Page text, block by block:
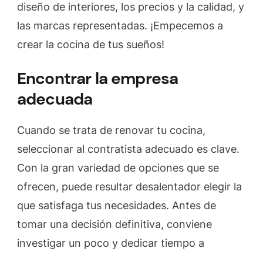
diseño de interiores, los precios y la calidad, y
las marcas representadas. ¡Empecemos a
crear la cocina de tus sueños!
Encontrar la empresa
adecuada
Cuando se trata de renovar tu cocina,
seleccionar al contratista adecuado es clave.
Con la gran variedad de opciones que se
ofrecen, puede resultar desalentador elegir la
que satisfaga tus necesidades. Antes de
tomar una decisión definitiva, conviene
investigar un poco y dedicar tiempo a